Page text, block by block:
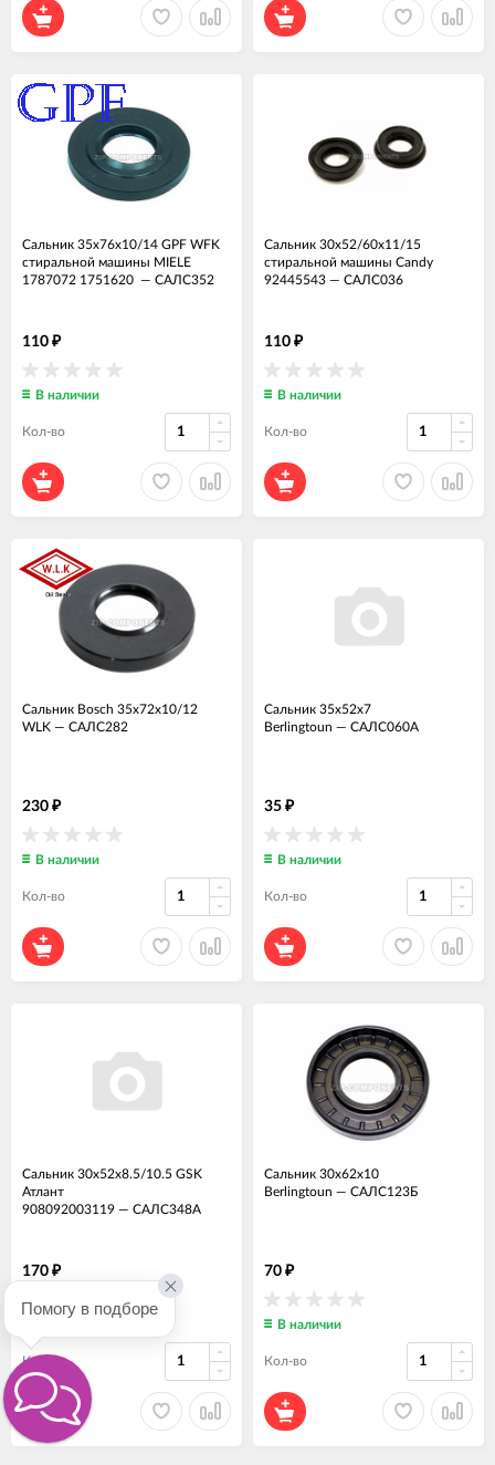
Сальник 35x76x10/14 GPF WFK
стиральной машины MIELE
1787072 1751620 — САЛС352
110 ₽
В наличии
Кол-во
Сальник 30x52/60x11/15
стиральной машины Candy
92445543 — САЛС036
110 ₽
В наличии
Кол-во
Сальник Bosch 35x72x10/12
WLK — САЛС282
230 ₽
В наличии
Кол-во
Сальник 35x52x7
Berlingtoun — САЛС060А
35 ₽
В наличии
Кол-во
Сальник 30x52x8.5/10.5 GSK
Атлант
908092003119 — САЛС348А
170 ₽
Кол-во
Сальник 30x62x10
Berlingtoun — САЛС123Б
70 ₽
В наличии
Кол-во
Помогу в подборе